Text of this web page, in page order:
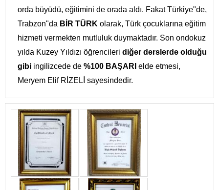
orda büyüdü, eğitimini de orada aldı. Fakat Türkiye"de,
Trabzon"da BİR TÜRK olarak, Türk çocuklarına eğitim
hizmeti vermekten mutluluk duymaktadır. Son ondokuz
yılda Kuzey Yıldızı öğrencileri diğer derslerde olduğu
gibi ingilizcede de %100 BAŞARI elde etmesi,
Meryem Elif RİZELİ sayesindedir.